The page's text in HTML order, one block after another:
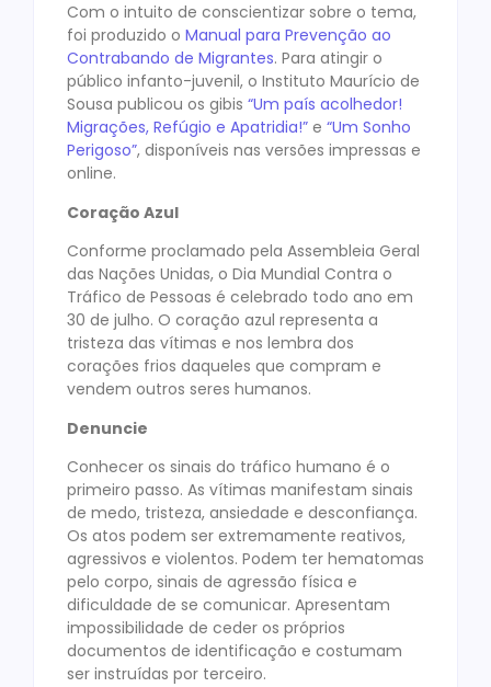
Com o intuito de conscientizar sobre o tema,
foi produzido o Manual para Prevenção ao
Contrabando de Migrantes. Para atingir o
público infanto-juvenil, o Instituto Maurício de
Sousa publicou os gibis “Um país acolhedor!
Migrações, Refúgio e Apatridia!” e “Um Sonho
Perigoso”, disponíveis nas versões impressas e
online.
Coração Azul
Conforme proclamado pela Assembleia Geral
das Nações Unidas, o Dia Mundial Contra o
Tráfico de Pessoas é celebrado todo ano em
30 de julho. O coração azul representa a
tristeza das vítimas e nos lembra dos
corações frios daqueles que compram e
vendem outros seres humanos.
Denuncie
Conhecer os sinais do tráfico humano é o
primeiro passo. As vítimas manifestam sinais
de medo, tristeza, ansiedade e desconfiança.
Os atos podem ser extremamente reativos,
agressivos e violentos. Podem ter hematomas
pelo corpo, sinais de agressão física e
dificuldade de se comunicar. Apresentam
impossibilidade de ceder os próprios
documentos de identificação e costumam
ser instruídas por terceiro.